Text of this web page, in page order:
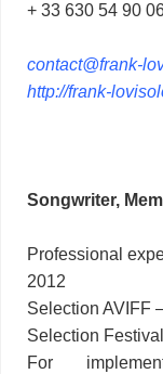
+ 33 630 54 90
contact@frank-
http://frank-
Songwriter,
Professional
2012
Selection AVIFF
Selection
For